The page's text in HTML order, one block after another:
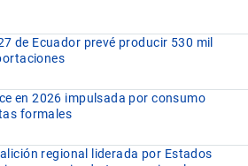
de Ecuador prevé producir 530 mil
en 2026 impulsada por consumo
formales
regional liderada por Estados